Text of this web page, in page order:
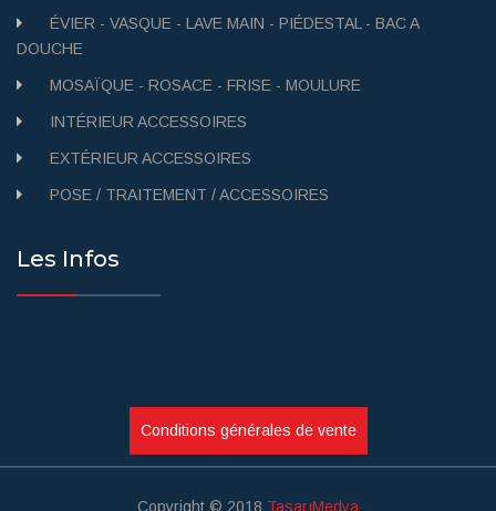
ÉVIER - VASQUE - LAVE MAIN - PIÉDESTAL - BAC A
DOUCHE
MOSAÏQUE - ROSACE - FRISE - MOULURE
INTÉRIEUR ACCESSOIRES
EXTÉRIEUR ACCESSOIRES
POSE / TRAITEMENT / ACCESSOIRES
Les Infos
Conditions générales de vente
Copyright © 2018 TasarıMedya